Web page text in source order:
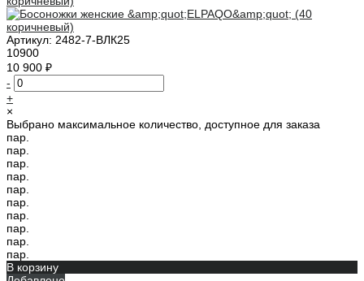
Артикул: 2482-7-ВЛК25
10900
10 900 ₽
-
+
×
Выбрано максимальное количество, доступное для заказа
пар.
пар.
пар.
пар.
пар.
пар.
пар.
пар.
пар.
пар.
В корзину